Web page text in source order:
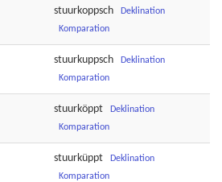
stuurkoppsch
Deklination
Komparation
stuurkuppsch
Deklination
Komparation
stuurköppt
Deklination
Komparation
stuurküppt
Deklination
Komparation